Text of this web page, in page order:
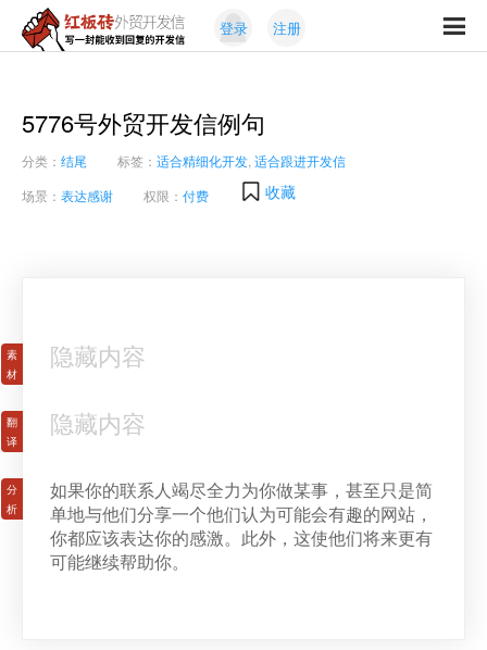
红
外
贸
开
发
信
封
能
收
到
登录 注册
5776号外贸开发信例句
分类： 结尾 标签： 适合精细化开发 适合跟进开发信
场景： 表达感谢 权限： 付费 收藏
隐藏内容
隐藏内容
如果你的联系人竭尽全力为你做某事，甚至只是简
单地与他们分享一个他们认为可能会有趣的网站，
你都应该表达你的感激。此外，这使他们将来更有
可能继续帮助你。